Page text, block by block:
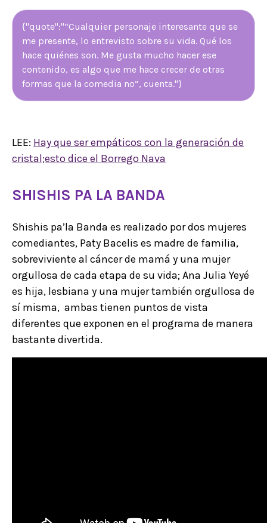
{"quote":"“Cualquier personaje interesante que se
me presente, lo entrevisto sobre su vida. Qué los
hace quiénes son. Me gusta mucho hacer ese
contenido, es algo que me hace crecer de otras
formas que la comedia no”, cuenta."}
LEE: Hay que ser empáticos con la generación de
cristal;esto dice el Borrego Nava
SHISHIS PA LA BANDA
Shishis pa’la Banda es realizado por dos mujeres
comediantes, Paty Bacelis es madre de familia,
sobreviviente al cáncer de mamá y una mujer
orgullosa de cada etapa de su vida; Ana Julia Yeyé
es hija, lesbiana y una mujer también orgullosa de
sí misma, ambas tienen puntos de vista
diferentes que exponen en el programa de manera
bastante divertida.